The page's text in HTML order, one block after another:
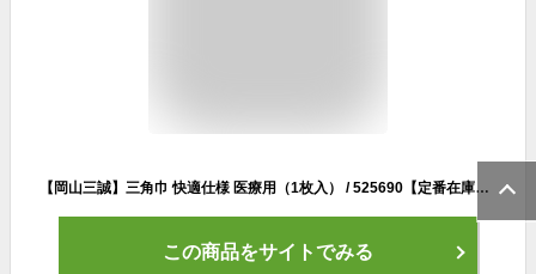
【岡山三誠】三角巾 快適仕様 医療用（1枚入） / 525690【定番在庫】即日・翌日配送可【介護用品】入院準備品/術後用品【通販】
この商品をサイトでみる